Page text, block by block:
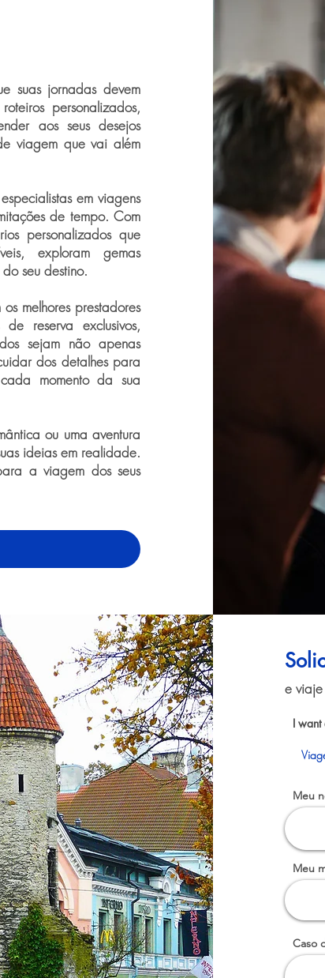
suas jornadas devem
personalizados,
aos seus desejos
viagem que vai além
em viagens
de tempo. Com
personalizados que
exploram gemas
seu destino.
melhores prestadores
reserva exclusivos,
sejam não apenas
dos detalhes para
momento da sua
ou uma aventura
ideias em realidade.
a viagem dos seus
e viaje
I want
Meu
Meu
Caso